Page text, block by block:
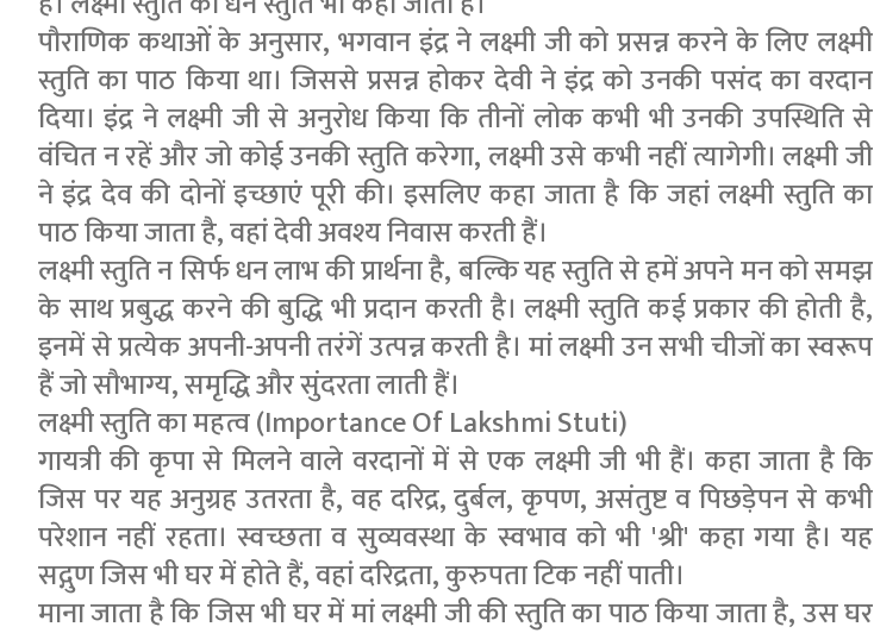
पौराणिक कथाओं के अनुसार, भगवान इंद्र ने लक्ष्मी जी को प्रसन्न करने के लिए लक्ष्मी
स्तुति का पाठ किया था। जिससे प्रसन्न होकर देवी ने इंद्र को उनकी पसंद का वरदान
दिया। इंद्र ने लक्ष्मी जी से अनुरोध किया कि तीनों लोक कभी भी उनकी उपस्थिति से
वंचित न रहें और जो कोई उनकी स्तुति करेगा, लक्ष्मी उसे कभी नहीं त्यागेगी। लक्ष्मी जी
ने इंद्र देव की दोनों इच्छाएं पूरी की। इसलिए कहा जाता है कि जहां लक्ष्मी स्तुति का
पाठ किया जाता है, वहां देवी अवश्य निवास करती हैं।
लक्ष्मी स्तुति न सिर्फ धन लाभ की प्रार्थना है, बल्कि यह स्तुति से हमें अपने मन को समझ
के साथ प्रबुद्ध करने की बुद्धि भी प्रदान करती है। लक्ष्मी स्तुति कई प्रकार की होती है,
इनमें से प्रत्येक अपनी-अपनी तरंगें उत्पन्न करती है। मां लक्ष्मी उन सभी चीजों का स्वरूप
हैं जो सौभाग्य, समृद्धि और सुंदरता लाती हैं।
लक्ष्मी स्तुति का महत्व (Importance Of Lakshmi Stuti)
गायत्री की कृपा से मिलने वाले वरदानों में से एक लक्ष्मी जी भी हैं। कहा जाता है कि
जिस पर यह अनुग्रह उतरता है, वह दरिद्र, दुर्बल, कृपण, असंतुष्ट व पिछड़ेपन से कभी
परेशान नहीं रहता। स्वच्छता व सुव्यवस्था के स्वभाव को भी 'श्री' कहा गया है। यह
सद्गुण जिस भी घर में होते हैं, वहां दरिद्रता, कुरुपता टिक नहीं पाती।
माना जाता है कि जिस भी घर में मां लक्ष्मी जी की स्तुति का पाठ किया जाता है, उस घर